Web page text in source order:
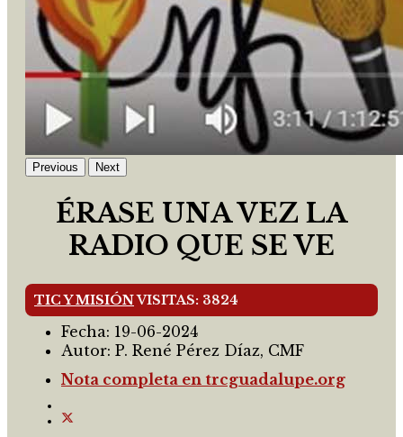
Previous Next
ÉRASE UNA VEZ LA
RADIO QUE SE VE
TIC Y MISIÓNVISITAS: 3824
Fecha: 19-06-2024
Autor: P. René Pérez Díaz, CMF
Nota completa en trcguadalupe.org